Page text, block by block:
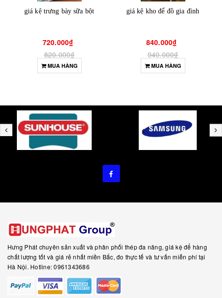
giá kệ trưng bày sữa bột
720.000₫
820.000₫
MUA HÀNG
giá kệ kho để đồ gia đình
840.000₫
940.000₫
MUA HÀNG
Hưng Phát chuyên sản xuất và phân phối thép đa năng, giá kệ để hàng
chất lượng tốt và giá rẻ nhất miền Bắc, đo thực tế và tư vấn miễn phí tại
Hà Nội. Hotline: 0961343686